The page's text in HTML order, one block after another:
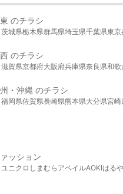
のチラシ
茨城県栃木県群馬県埼玉県千葉県東京
のチラシ
滋賀県京都府大阪府兵庫県奈良県和歌
・沖縄 のチラシ
福岡県佐賀県長崎県熊本県大分県宮崎
ッション
ユニクロ しまむら アベイルAOKIはる